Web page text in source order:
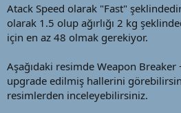
Atack Speed olarak "Fast"
olarak 1.5 olup ağırlığı 2 kg
için en az 48 olmak gerekiyor.
Aşağıdaki resimde Weapon
upgrade edilmiş hallerini
resimlerden inceleyebilirsiniz.